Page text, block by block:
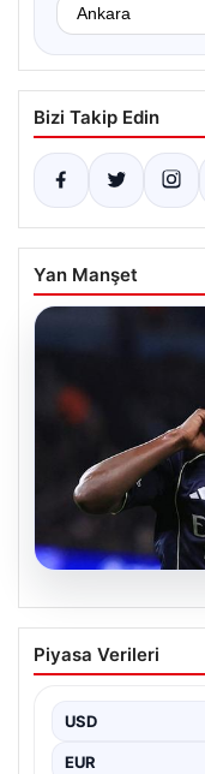
Bizi Takip Edin
Yan Manşet
07.08.2026
Vinicius Jr.
güvence
Vinicius Junior için
Madrid,…
Piyasa Verileri
USD
EUR